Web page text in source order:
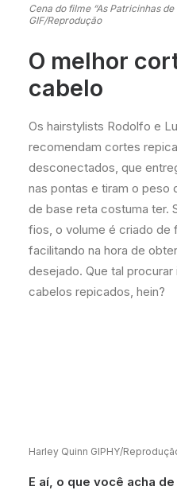
Cena do filme “As Patricinhas
GIF/Reprodução
O melhor
cabelo
Os hairstylists Rodolfo e
recomendam cortes
desconectados, que
nas pontas e tiram o peso
de base reta costuma ter.
fios, o volume é criado de
facilitando na hora de
desejado. Que tal
cabelos repicados, hein?
Harley Quinn GIPHY/
E aí, o que você acha